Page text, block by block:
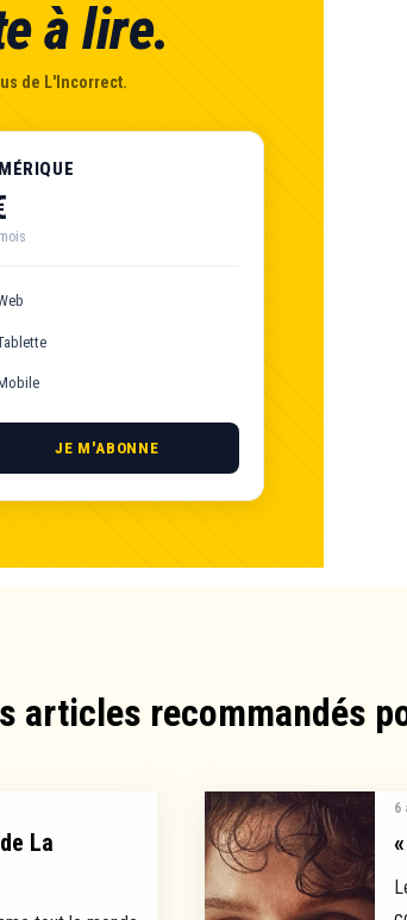
à lire.
de L'Incorrect.
JE M'ABONNE
articles recommandés
La
6